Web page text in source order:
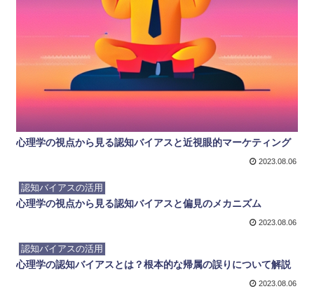
心理学の視点から見る認知バイアスと近視眼的マーケティング
2023.08.06
認知バイアスの活用
心理学の視点から見る認知バイアスと偏見のメカニズム
2023.08.06
認知バイアスの活用
心理学の認知バイアスとは？根本的な帰属の誤りについて解説
2023.08.06